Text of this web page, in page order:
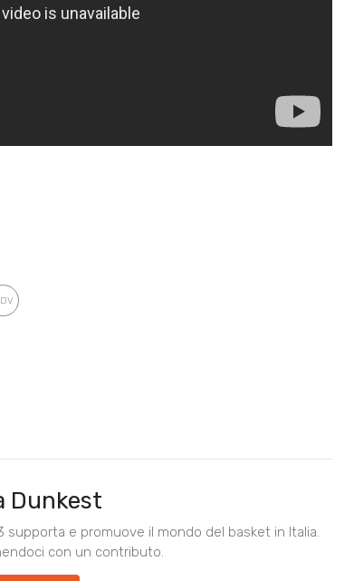
Dunkest
e promuove il mondo del basket in Italia.
con un contributo.